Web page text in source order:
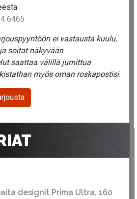
6465
ei vastausta kuulu,
soitat näkyvään
saattaa välillä jumittua
myös oman roskapostisi.
designit Prima Ultra, 160